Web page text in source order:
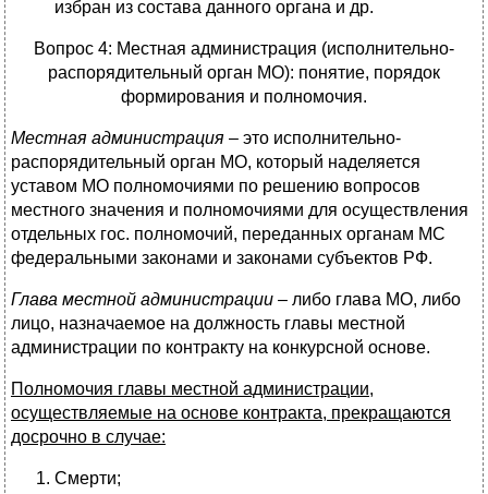
избран из состава данного органа и др.
Вопрос 4: Местная администрация (исполнительно-
распорядительный орган МО): понятие, порядок
формирования и полномочия.
Местная администрация – это исполнительно-
распорядительный орган МО, который наделяется
уставом МО полномочиями по решению вопросов
местного значения и полномочиями для осуществления
отдельных гос. полномочий, переданных органам МС
федеральными законами и законами субъектов РФ.
Глава местной администрации – либо глава МО, либо
лицо, назначаемое на должность главы местной
администрации по контракту на конкурсной основе.
Полномочия главы местной администрации,
осуществляемые на основе контракта, прекращаются
досрочно в случае:
Смерти;